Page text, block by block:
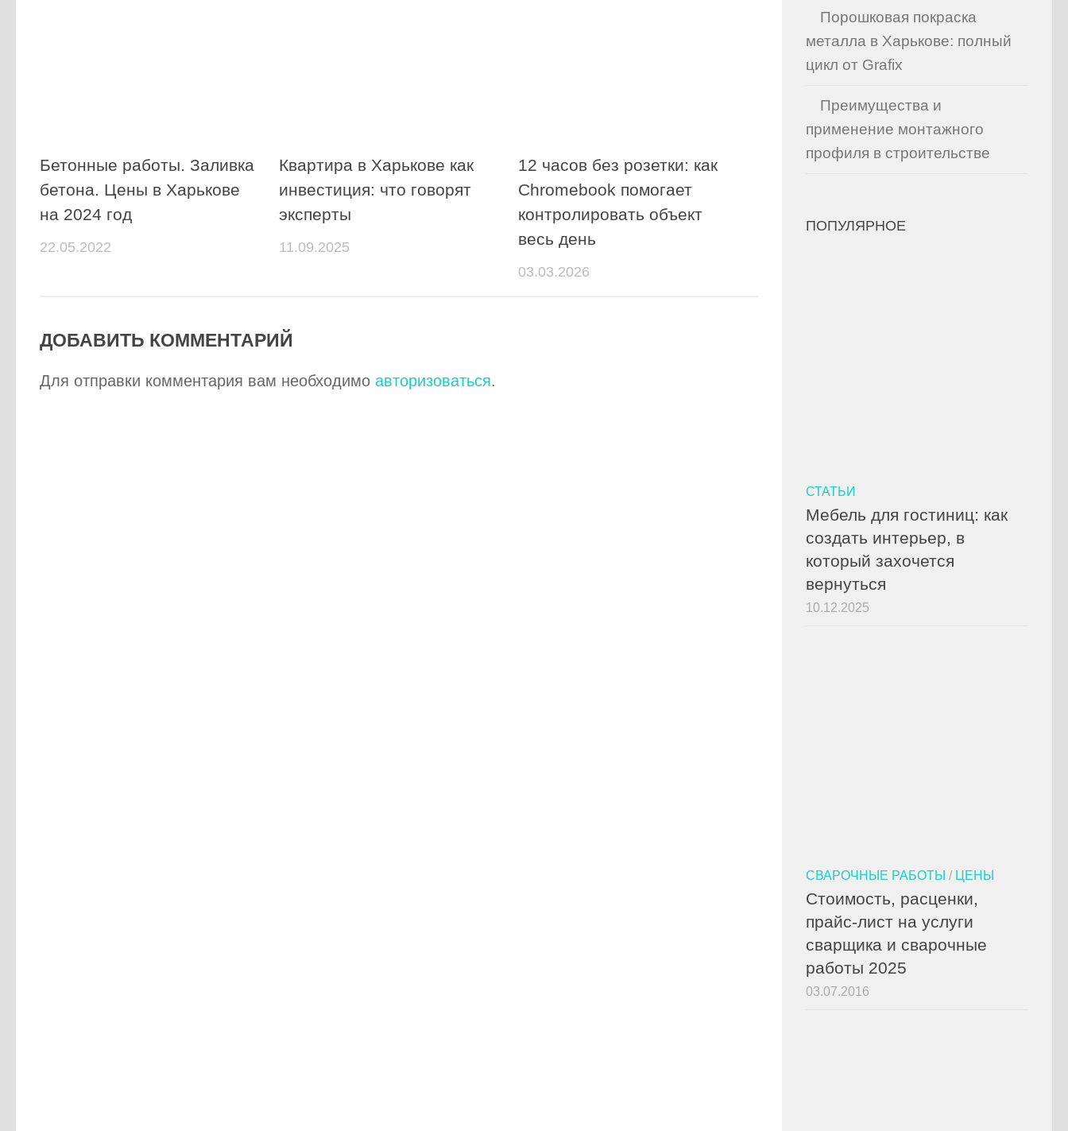
Бетонные работы. Заливка
бетона. Цены в Харькове
на 2024 год
22.05.2022
Квартира в Харькове как
инвестиция: что говорят
эксперты
11.09.2025
12 часов без розетки: как
Chromebook помогает
контролировать объект
весь день
03.03.2026
ДОБАВИТЬ КОММЕНТАРИЙ
Для отправки комментария вам необходимо авторизоваться.
Порошковая покраска
металла в Харькове: полный
цикл от Grafix
Преимущества и
применение монтажного
профиля в строительстве
ПОПУЛЯРНОЕ
СТАТЬИ
Мебель для гостиниц: как
создать интерьер, в
который захочется
вернуться
10.12.2025
СВАРОЧНЫЕ РАБОТЫ / ЦЕНЫ
Стоимость, расценки,
прайс-лист на услуги
сварщика и сварочные
работы 2025
03.07.2016